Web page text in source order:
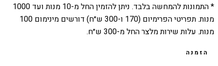
* התמונות להמחשה בלבד. ניתן להזמין החל מ-10 מנות ועד 1000
מנות. תפריטי הפרימיום (170 ו-300 ש״ח) דורשים מינימום 100
מנות. עלות שירות מלצר החל מ-300 ש״ח.
הזמנה